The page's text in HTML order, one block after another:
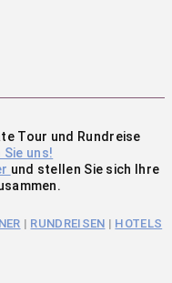
Tour und Rundreise
Sie uns!
und stellen Sie sich Ihre
| RUNDREISEN | HOTELS